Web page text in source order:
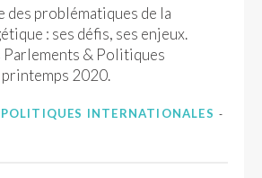
des problématiques de la
: ses défis, ses enjeux.
Parlements & Politiques
2020.
INTERNATIONALES